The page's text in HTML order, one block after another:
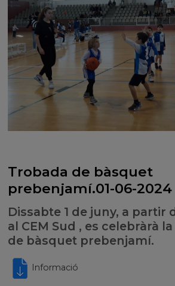
Trobada de bàsquet
prebenjamí.01-06-2024
Dissabte 1 de juny, a partir
al CEM Sud , es celebràrà
de bàsquet prebenjamí.
Informació